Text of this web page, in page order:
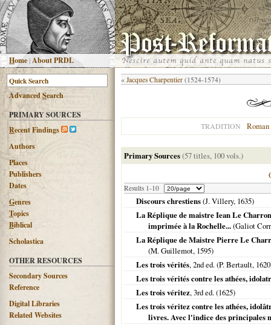
Home |About PRDL
AdvancedSearch
PRIMARY SOURCES
Recent Findings
Authors
Places
Publishers
Dates
Genres
Topics
Biblical
Scholastica
OTHER RESOURCES
Secondary Sources
Reference
Digital Libraries
Related Websites
« Jacques Charpentier (1524-1574)
TRADITION
Primary Sources(57 titles, 100 vols.)
Results 1-10
Discours chrestiens(J. Villery, 1635)
La Réplique de maistre Iean Le
imprimée à la Rochelle...(Galiot
La Réplique de Maistre Pierre Le
(M. Guillemot, 1595)
Les trois vérités, 2nd ed. (P. Bertault, 1620
Les trois vérités contre les athées,
Les trois véritez, 3rd ed. (1625)
Les trois véritez contre les athées,
livres. Avec l'indice des principales